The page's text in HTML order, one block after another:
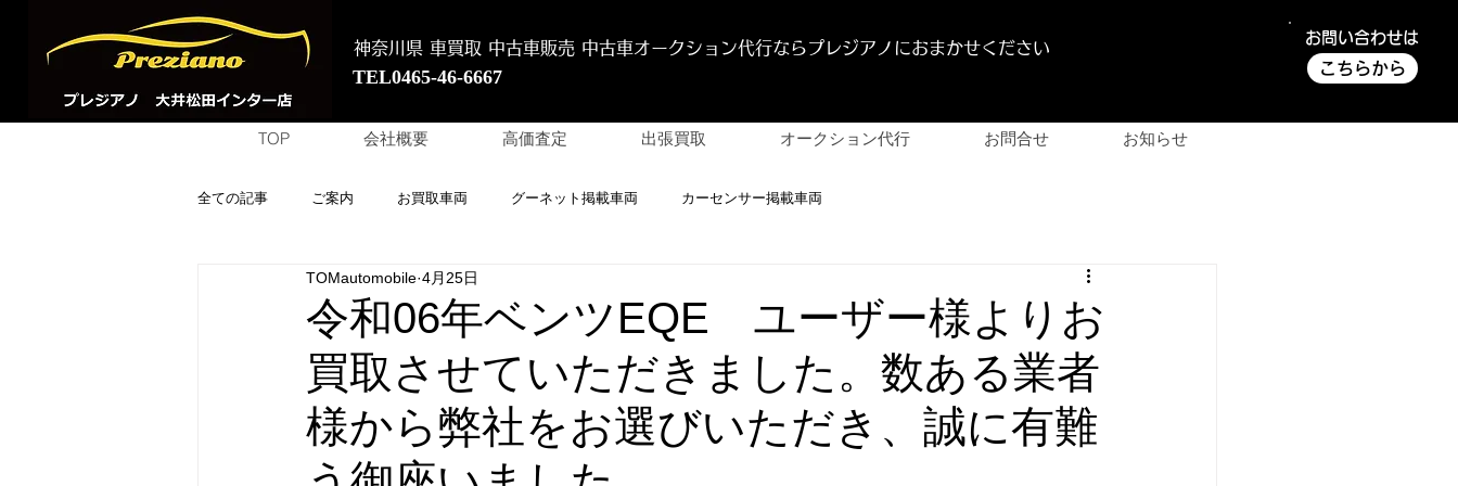
お問い合わせは
こちらから
神奈川県 車買取 中古車販売 中古車オークション代行ならプレジアノにおまかせください
TEL0465-46-6667
TOP 会社概要 高価査定 出張買取 オークション代行 お問合せ お知らせ
全ての記事 ご案内 お買取車両 グーネット掲載車両 カーセンサー掲載車両
令和06年ベンツEQE ユーザー様よりお
買取させていただきました。数ある業者
様から弊社をお選びいただき、誠に有難
TOMautomobile 4月25日